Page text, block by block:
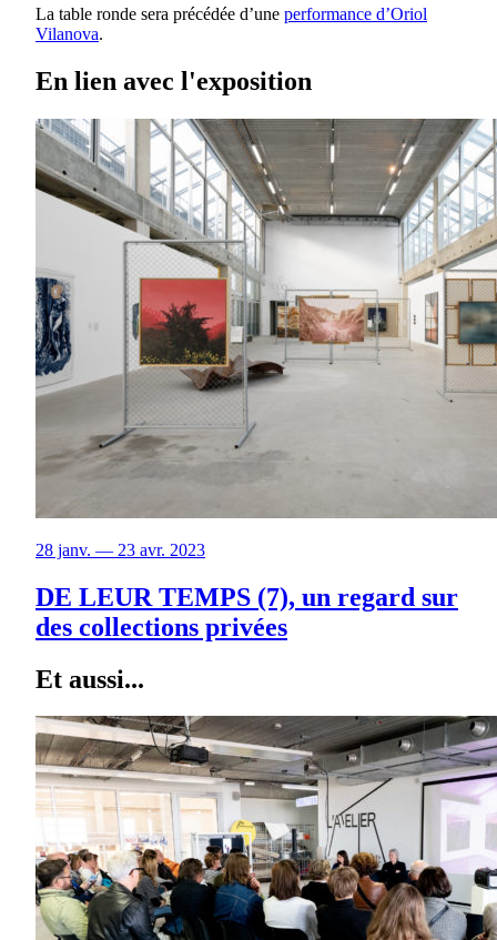
La table ronde sera précédée d’une performance d’Oriol
Vilanova.
En lien avec l'exposition
28 janv. — 23 avr. 2023
DE LEUR TEMPS (7), un regard sur
des collections privées
Et aussi...